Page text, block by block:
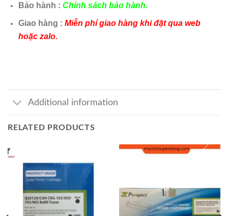
Bảo hành : Chính sách bảo hành.
Giao hàng : Miễn phí giao hàng khi đặt qua web
hoặc zalo.
Additional information
RELATED PRODUCTS